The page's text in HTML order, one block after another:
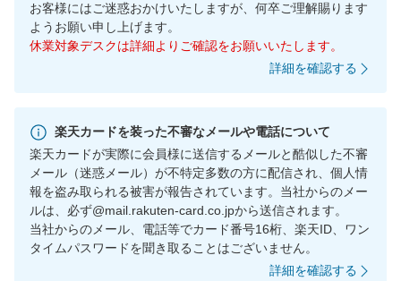
お客様にはご迷惑おかけいたしますが、何卒ご理解賜ります
ようお願い申し上げます。
休業対象デスクは詳細よりご確認をお願いいたします。
詳細を確認する
楽天カードを装った不審なメールや電話について
楽天カードが実際に会員様に送信するメールと酷似した不審
メール（迷惑メール）が不特定多数の方に配信され、個人情
報を盗み取られる被害が報告されています。当社からのメー
ルは、必ず@mail.rakuten-card.co.jpから送信されます。
当社からのメール、電話等でカード番号16桁、楽天ID、ワン
タイムパスワードを聞き取ることはございません。
詳細を確認する